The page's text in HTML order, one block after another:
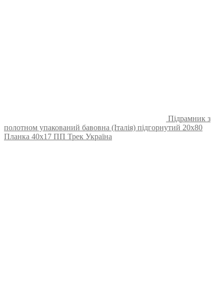
Підрамник з
полотном упакований бавовна (Італія) підгорнутий 20х80
Планка 40х17 ПП Трек Україна